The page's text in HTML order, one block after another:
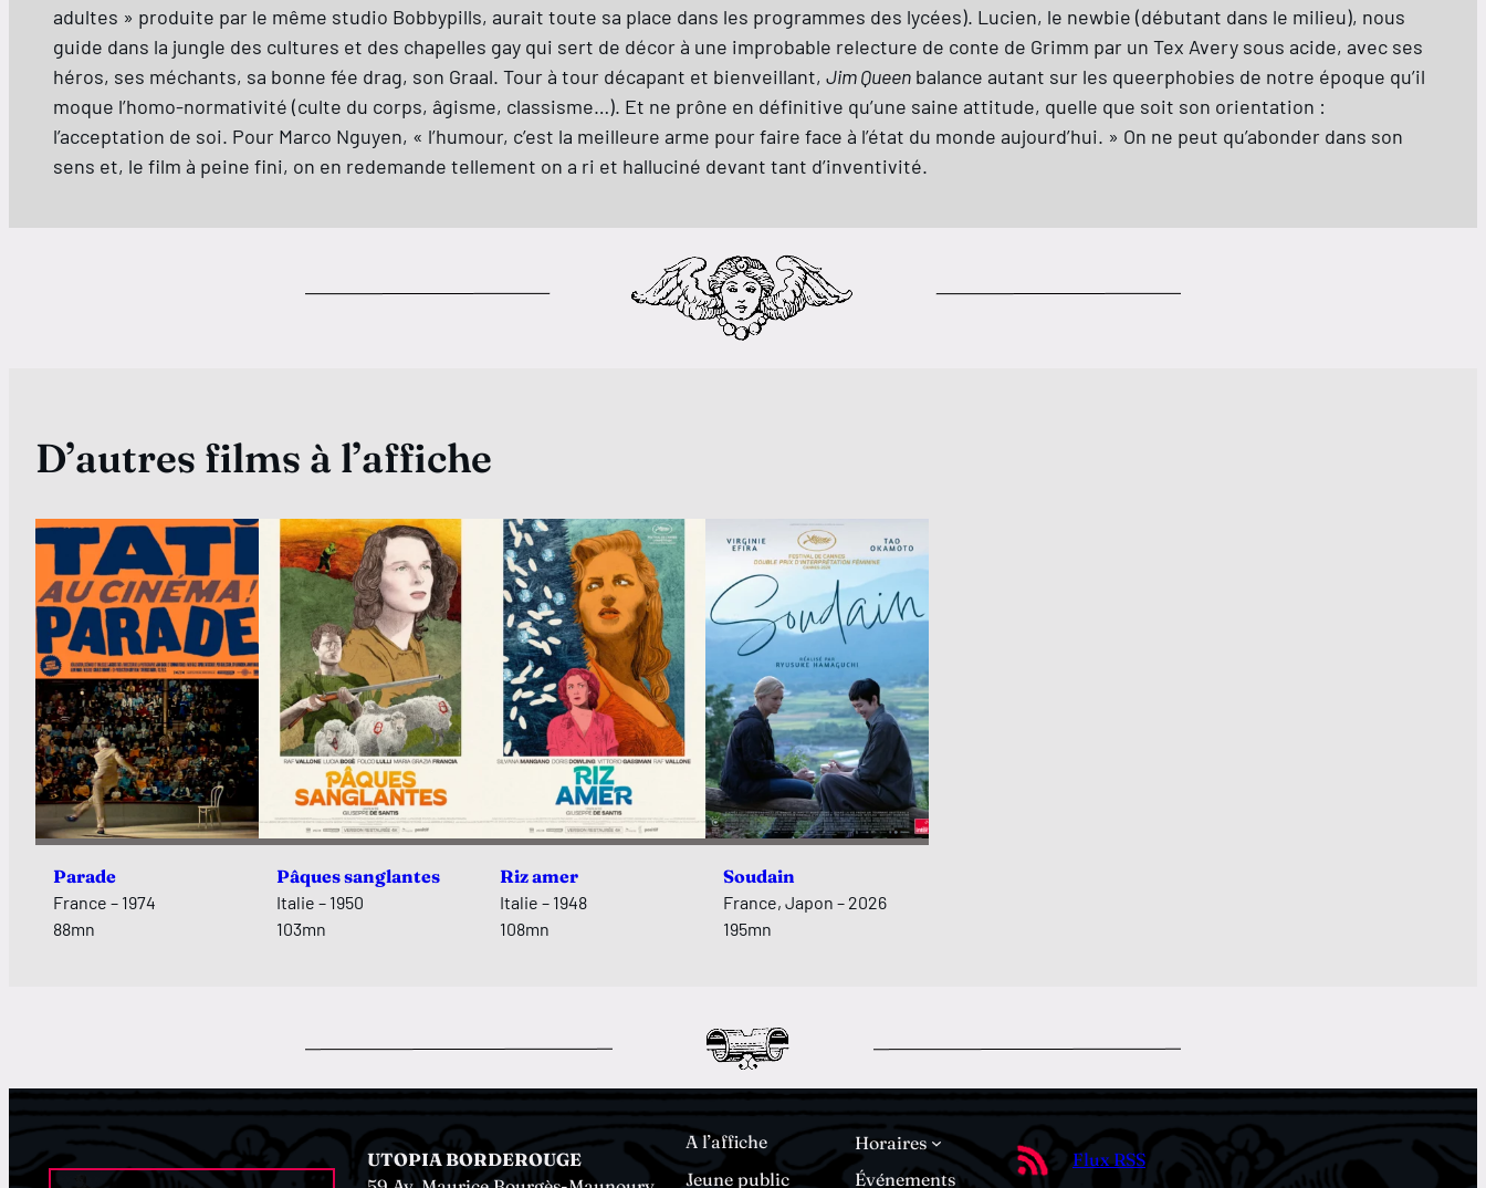
adultes » produite par le même studio Bobbypills, aurait toute sa place dans les programmes des lycées). Lucien, le newbie (débutant dans le milieu), nous
guide dans la jungle des cultures et des chapelles gay qui sert de décor à une improbable relecture de conte de Grimm par un Tex Avery sous acide, avec ses
héros, ses méchants, sa bonne fée drag, son Graal. Tour à tour décapant et bienveillant, Jim Queen balance autant sur les queerphobies de notre époque qu’il
moque l’homo-normativité (culte du corps, âgisme, classisme…). Et ne prône en définitive qu’une saine attitude, quelle que soit son orientation :
l’acceptation de soi. Pour Marco Nguyen, « l’humour, c’est la meilleure arme pour faire face à l’état du monde aujourd’hui. » On ne peut qu’abonder dans son
sens et, le film à peine fini, on en redemande tellement on a ri et halluciné devant tant d’inventivité.
D’autres films à l’affiche
Parade
France – 1974
88mn
Pâques sanglantes
Italie – 1950
103mn
Riz amer
Italie – 1948
108mn
Soudain
France, Japon – 2026
195mn
UTOPIA BORDEROUGE
A l’affiche
Horaires
Jeune public
Événements
Flux RSS